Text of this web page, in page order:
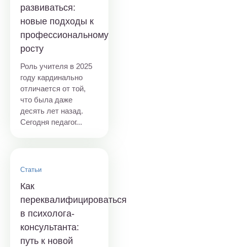
развиваться:
новые подходы к
профессиональному
росту
Роль учителя в 2025
году кардинально
отличается от той,
что была даже
десять лет назад.
Сегодня педагог...
Статьи
Как
переквалифицироваться
в психолога-
консультанта:
путь к новой